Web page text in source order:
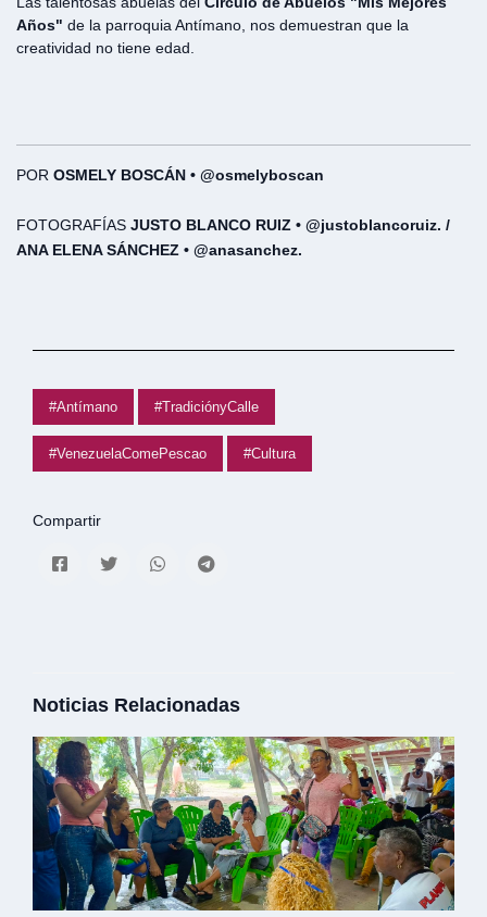
Años" de la parroquia Antímano, nos demuestran que la
creatividad no tiene edad.
POR OSMELY BOSCÁN • @osmelyboscan
FOTOGRAFÍAS JUSTO BLANCO RUIZ • @justoblancoruiz. /
ANA ELENA SÁNCHEZ • @anasanchez.
#Antímano #TradiciónyCalle
#VenezuelaComePescao #Cultura
Compartir
Noticias Relacionadas